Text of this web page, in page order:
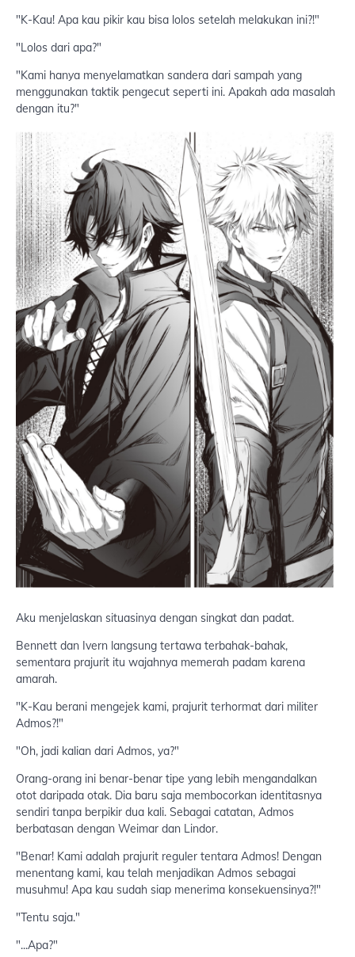
"K-Kau! Apa kau pikir kau bisa lolos setelah melakukan ini?!"
"Lolos dari apa?"
"Kami hanya menyelamatkan sandera dari sampah yang
menggunakan taktik pengecut seperti ini. Apakah ada masalah
dengan itu?"
Aku menjelaskan situasinya dengan singkat dan padat.
Bennett dan Ivern langsung tertawa terbahak-bahak,
sementara prajurit itu wajahnya memerah padam karena
amarah.
"K-Kau berani mengejek kami, prajurit terhormat dari militer
Admos?!"
"Oh, jadi kalian dari Admos, ya?"
Orang-orang ini benar-benar tipe yang lebih mengandalkan
otot daripada otak. Dia baru saja membocorkan identitasnya
sendiri tanpa berpikir dua kali. Sebagai catatan, Admos
berbatasan dengan Weimar dan Lindor.
"Benar! Kami adalah prajurit reguler tentara Admos! Dengan
menentang kami, kau telah menjadikan Admos sebagai
musuhmu! Apa kau sudah siap menerima konsekuensinya?!"
"Tentu saja."
"...Apa?"